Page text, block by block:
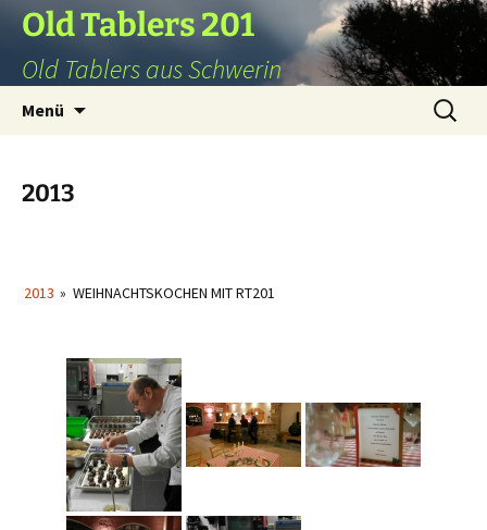
Zum
Inhalt
springen
Old Tablers 201
Old Tablers aus Schwerin
Menü
Search
for:
2013
2013 » WEIHNACHTSKOCHEN MIT RT201